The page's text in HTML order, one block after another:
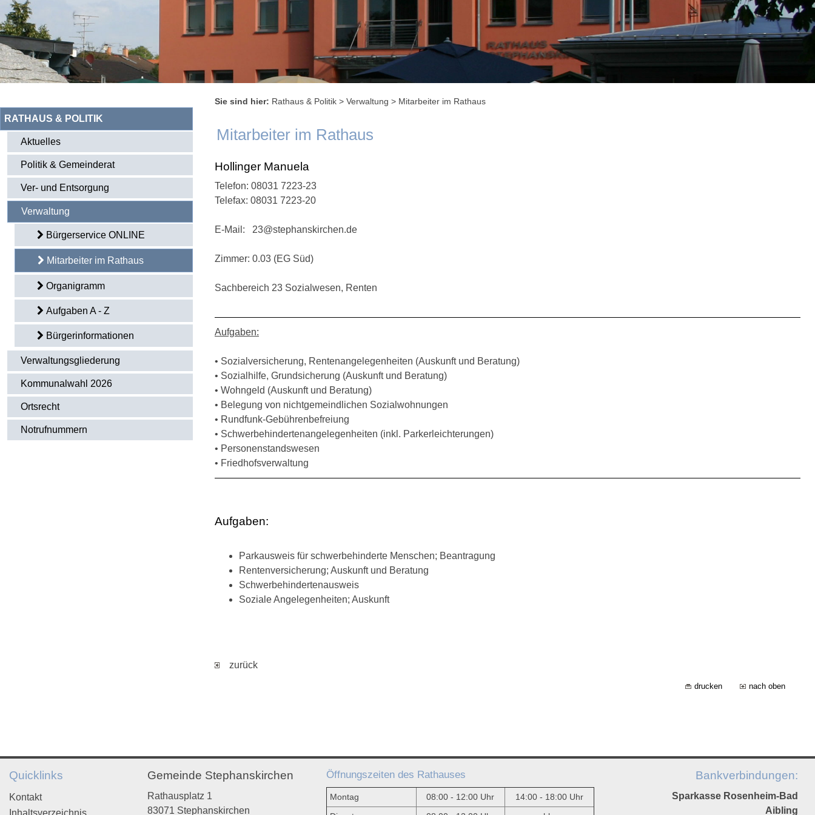
RATHAUS & POLITIK
Aktuelles
Politik & Gemeinderat
Ver- und Entsorgung
Verwaltung
Bürgerservice ONLINE
Mitarbeiter im Rathaus
Organigramm
Aufgaben A - Z
Bürgerinformationen
Verwaltungsgliederung
Kommunalwahl 2026
Ortsrecht
Notrufnummern
Sie sind hier: Rathaus & Politik > Verwaltung > Mitarbeiter im Rathaus
Mitarbeiter im Rathaus
Hollinger Manuela
Telefon: 08031 7223-23
Telefax: 08031 7223-20
E-Mail: 23@stephanskirchen.de
Zimmer: 0.03 (EG Süd)
Sachbereich 23 Sozialwesen, Renten
Aufgaben:
• Sozialversicherung, Rentenangelegenheiten (Auskunft und Beratung)
• Sozialhilfe, Grundsicherung (Auskunft und Beratung)
• Wohngeld (Auskunft und Beratung)
• Belegung von nichtgemeindlichen Sozialwohnungen
• Rundfunk-Gebührenbefreiung
• Schwerbehindertenangelegenheiten (inkl. Parkerleichterungen)
• Personenstandswesen
• Friedhofsverwaltung
Aufgaben:
Parkausweis für schwerbehinderte Menschen; Beantragung
Rentenversicherung; Auskunft und Beratung
Schwerbehindertenausweis
Soziale Angelegenheiten; Auskunft
zurück
drucken nach oben
Quicklinks
Kontakt
Inhaltsverzeichnis
Gemeinde Stephanskirchen
Rathausplatz 1
83071 Stephanskirchen
Öffnungszeiten des Rathauses
Montag 08:00 - 12:00 Uhr
14:00 - 18:00 Uhr
Bankverbindungen:
Sparkasse Rosenheim-Bad
Aibling